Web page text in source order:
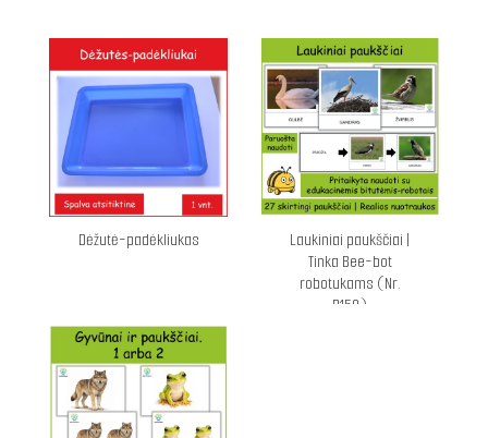
Dėžutė-padėkliukas
Laukiniai paukščiai |
Tinka Bee-bot
robotukams (Nr.
P150)